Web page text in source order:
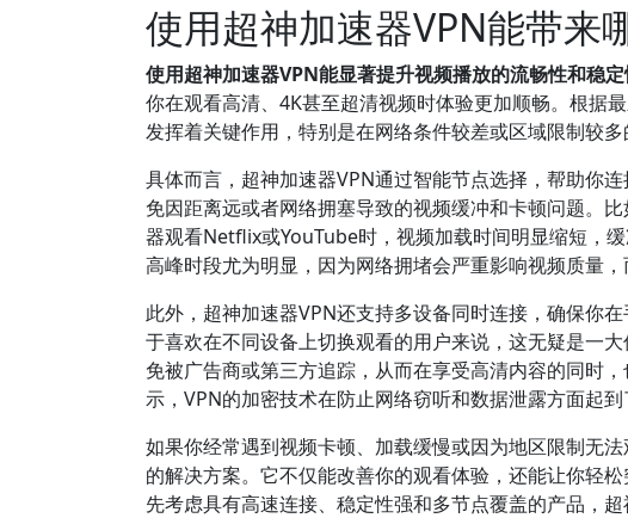
使用超神加速器VPN能带来
使用超神加速器VPN能显著提升视频播放的流畅性和稳定
你在观看高清、4K甚至超清视频时体验更加顺畅。根据
发挥着关键作用，特别是在网络条件较差或区域限制较
具体而言，超神加速器VPN通过智能节点选择，帮助你
免因距离远或者网络拥塞导致的视频缓冲和卡顿问题。
器观看Netflix或YouTube时，视频加载时间明显缩短，
高峰时段尤为明显，因为网络拥堵会严重影响视频质量
此外，超神加速器VPN还支持多设备同时连接，确保你
于喜欢在不同设备上切换观看的用户来说，这无疑是一
免被广告商或第三方追踪，从而在享受高清内容的同时
示，VPN的加密技术在防止网络窃听和数据泄露方面起到
如果你经常遇到视频卡顿、加载缓慢或因为地区限制无
的解决方案。它不仅能改善你的观看体验，还能让你轻
先考虑具有高速连接、稳定性强和多节点覆盖的产品，